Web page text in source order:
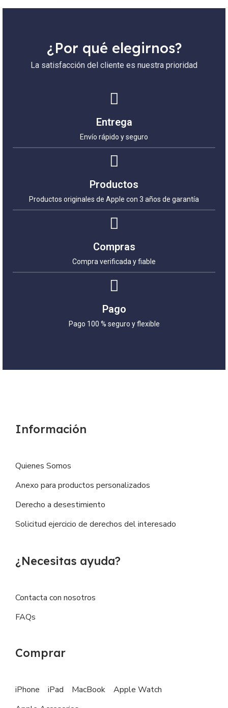
¿Por qué elegirnos?
La satisfacción del cliente es nuestra prioridad
Entrega
Envío rápido y seguro
Productos
Productos originales de Apple con 3 años de garantía
Compras
Compra verificada y fiable
Pago
Pago 100 % seguro y flexible
Información
Quienes Somos
Anexo para productos personalizados
Derecho a desestimiento
Solicitud ejercicio de derechos del interesado
¿Necesitas ayuda?
Contacta con nosotros
FAQs
Comprar
iPhone iPad MacBook
Apple Watch